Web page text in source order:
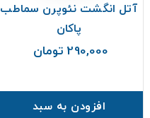
آتل انگشت نئوپرن سماطب
پاکان
290,000 تومان
افزودن به سبد